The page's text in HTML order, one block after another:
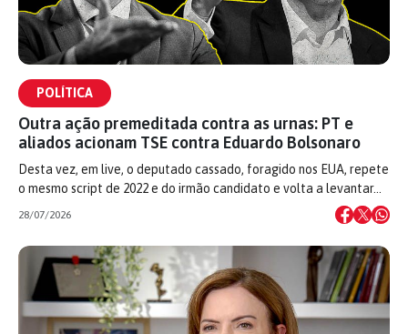
POLÍTICA
Outra ação premeditada contra as urnas: PT e
aliados acionam TSE contra Eduardo Bolsonaro
Desta vez, em live, o deputado cassado, foragido nos EUA, repete
o mesmo script de 2022 e do irmão candidato e volta a levantar…
28/07/2026